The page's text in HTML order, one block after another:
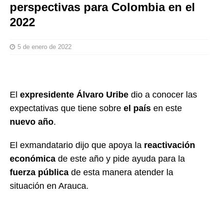
perspectivas para Colombia en el
2022
5 de enero de 2022
El expresidente Álvaro Uribe dio a conocer las
expectativas que tiene sobre el país en este
nuevo año.
El exmandatario dijo que apoya la reactivación
económica de este año y pide ayuda para la
fuerza pública de esta manera atender la
situación en Arauca.